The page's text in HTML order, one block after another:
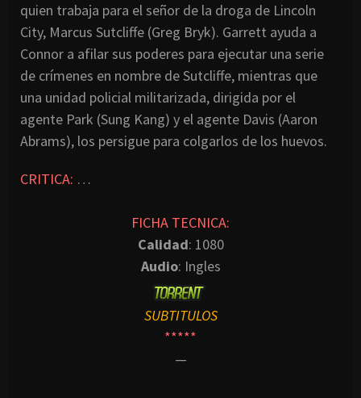
quien trabaja para el señor de la droga de Lincoln
City, Marcus Sutcliffe (Greg Bryk). Garrett ayuda a
Connor a afilar sus poderes para ejecutar una serie
de crímenes en nombre de Sutcliffe, mientras que
una unidad policial militarizada, dirigida por el
agente Park (Sung Kang) y el agente Davis (Aaron
Abrams), los persigue para colgarlos de los huevos.
CRITICA: …
FICHA TECNICA:
Calidad: 1080
Audio: Ingles
SUBTITULOS
*****
—